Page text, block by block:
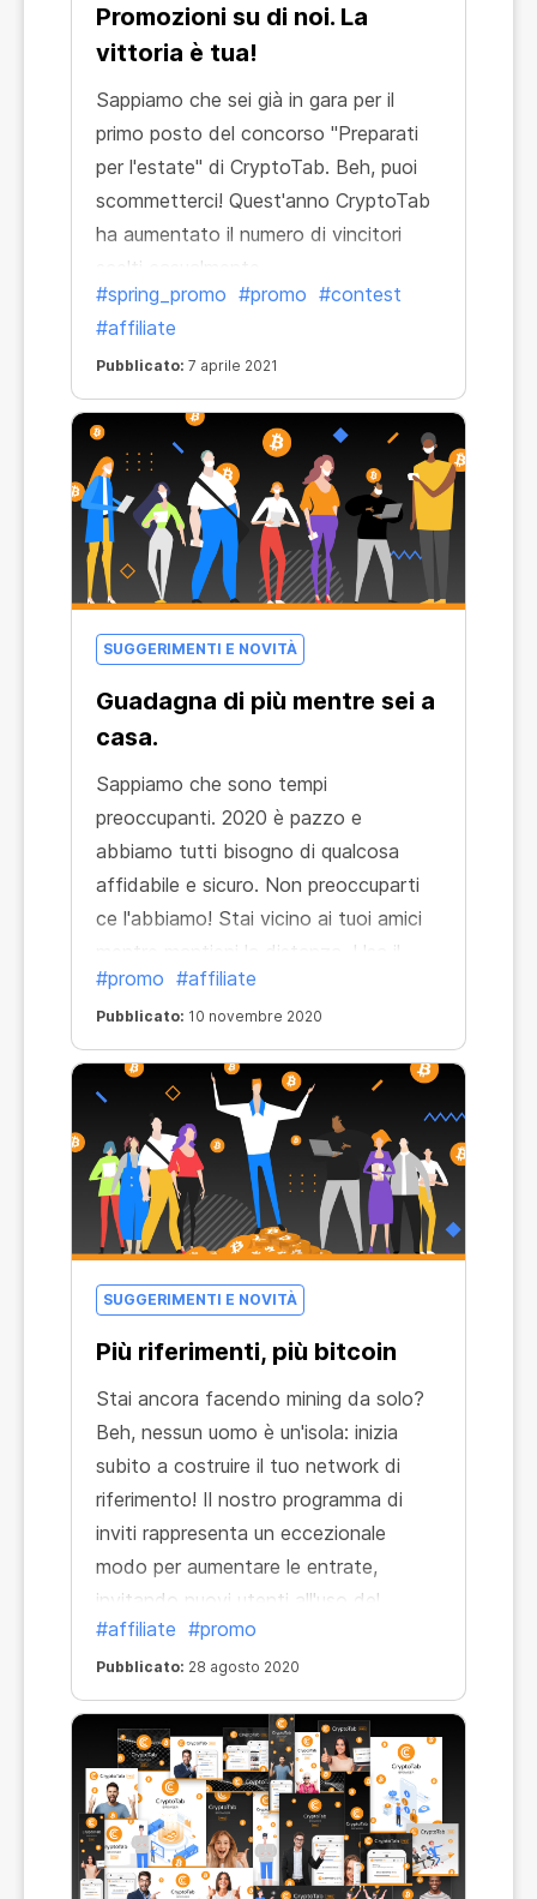
Promozioni su di noi. La
vittoria è tua!
Sappiamo che sei già in gara per il
primo posto del concorso "Preparati
per l'estate" di CryptoTab. Beh, puoi
scommetterci! Quest'anno CryptoTab
ha aumentato il numero di vincitori
scelti casualmente
#spring_promo #promo #contest
#affiliate
Pubblicato: 7 aprile 2021
SUGGERIMENTI E NOVITÀ
Guadagna di più mentre sei a
casa.
Sappiamo che sono tempi
preoccupanti. 2020 è pazzo e
abbiamo tutti bisogno di qualcosa
affidabile e sicuro. Non preoccuparti
ce l'abbiamo! Stai vicino ai tuoi amici
mentre mantieni la distanza. Usa il
nostro programma di affiliazione—stai
insieme, scava insieme, guadagna
insieme!
#promo #affiliate
Pubblicato: 10 novembre 2020
SUGGERIMENTI E NOVITÀ
Più riferimenti, più bitcoin
Stai ancora facendo mining da solo?
Beh, nessun uomo è un'isola: inizia
subito a costruire il tuo network di
riferimento! Il nostro programma di
inviti rappresenta un eccezionale
modo per aumentare le entrate,
invitando nuovi utenti all'uso del
browser CryptoTab. Tutto ciò che
dovrai fare sarà soltanto riferire il
maggior numero di amici possibile
condividendo un link di invito
personale!
#affiliate #promo
Pubblicato: 28 agosto 2020